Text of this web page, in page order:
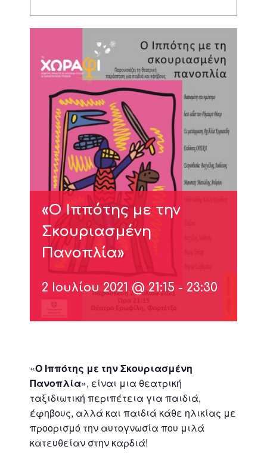
«Ο Ιππότης με την
Σκουριασμένη
Πανοπλία»
2 Ιουλίου 2021 @ 21:15 - 23:30
«Ο Ιππότης με την Σκουριασμένη
Πανοπλία», είναι μια θεατρική
ταξιδιωτική περιπέτεια για παιδιά,
έφηβους, αλλά και παιδιά κάθε ηλικίας με
προορισμό την αυτογνωσία που μιλά
κατευθείαν στην καρδιά!